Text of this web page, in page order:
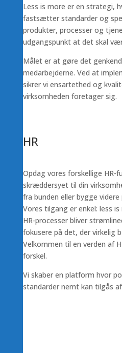
Less is more er en strategi,
fastsætter standarder og
produkter, processer og
udgangspunkt at det skal
Målet er at gøre det
medarbejderne. Ved at
sikrer vi ensartethed og
virksomheden foretager sig.
HR
Opdag vores forskellige HR-
skræddersyet til din
fra bunden eller bygge
Vores tilgang er enkel: less
HR-processer bliver
fokusere på det, der virkelig
Velkommen til en verden af
forskel.
Vi skaber en platform hvor
standarder nemt kan tilgås